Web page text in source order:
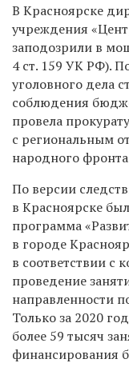
В Красноярске
учреждения
заподозрили в
4 ст. 159 УК РФ).
уголовного дела
соблюдения
провела
с региональным
народного
По версии
в Красноярске
программа
в городе
в соответствии с
проведение
направленности
Только за 2020
более 59 тысяч
финансирования